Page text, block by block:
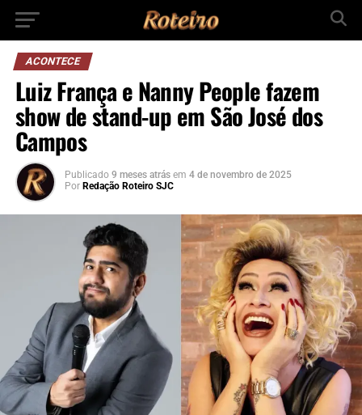
ACONTECE
Luiz França e Nanny People fazem
show de stand-up em São José dos
Campos
Publicado 9 meses atrás em 4 de novembro de 2025
Por Redação Roteiro SJC